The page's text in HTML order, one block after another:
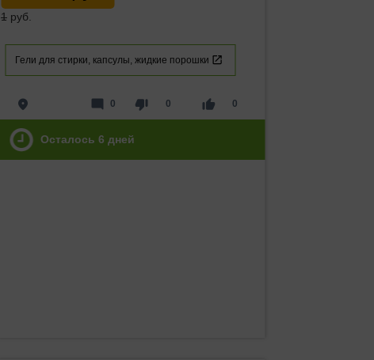
1 руб.
Гели для стирки, капсулы, жидкие порошки
place thumb_down 0 thumb_up 0
mode_comment 0
Осталось 6 дней